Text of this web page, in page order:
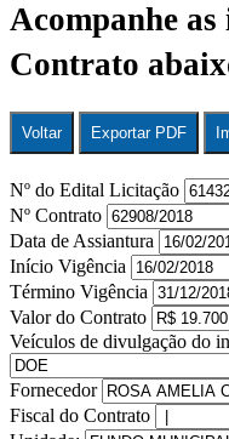
Acompanhe as
Contrato
Voltar Exportar PDF
Nº do Edital Licitação
Nº Contrato
Data de Assiantura
Início Vigência
Término Vigência
Valor do Contrato
Veículos de divulgação do
Fornecedor
Fiscal do Contrato